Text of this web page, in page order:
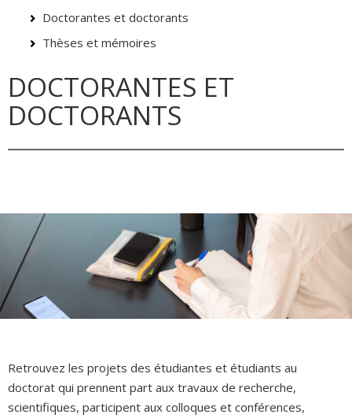
Doctorantes et doctorants
Thèses et mémoires
DOCTORANTES ET
DOCTORANTS
Retrouvez les projets des étudiantes et étudiants au
doctorat qui prennent part aux travaux de recherche,
scientifiques, participent aux colloques et conférences,